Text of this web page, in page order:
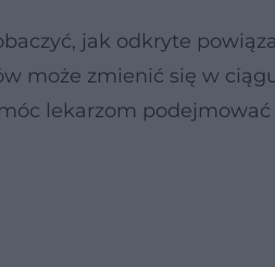
jak odkryte
może zmienić się w
lekarzom podejmować